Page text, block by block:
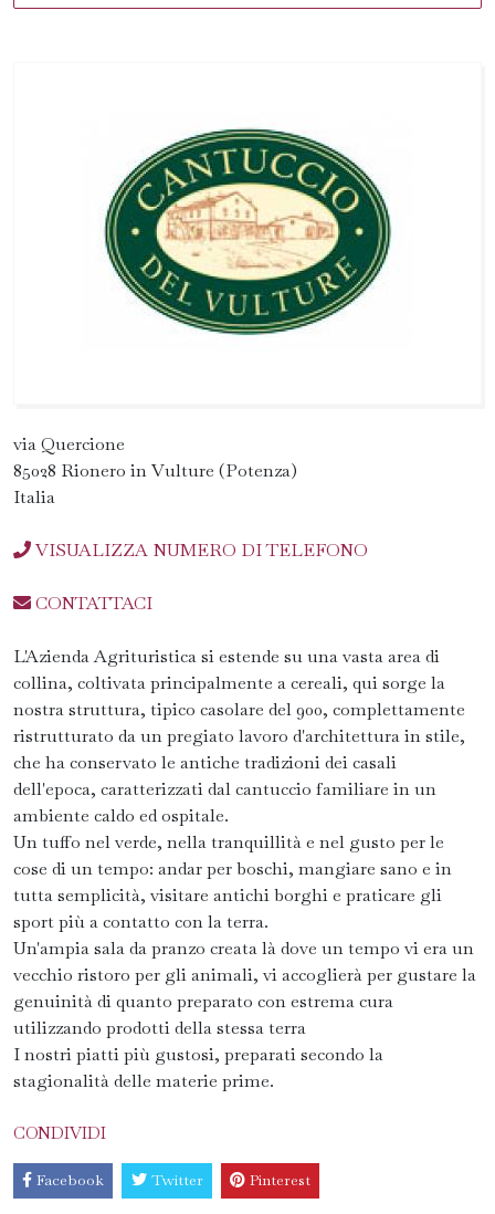
via Quercione
85028 Rionero in Vulture (Potenza)
Italia
VISUALIZZA NUMERO DI TELEFONO
CONTATTACI
L'Azienda Agrituristica si estende su una vasta area di
collina, coltivata principalmente a cereali, qui sorge la
nostra struttura, tipico casolare del 900, complettamente
ristrutturato da un pregiato lavoro d'architettura in stile,
che ha conservato le antiche tradizioni dei casali
dell'epoca, caratterizzati dal cantuccio familiare in un
ambiente caldo ed ospitale.
Un tuffo nel verde, nella tranquillità e nel gusto per le
cose di un tempo: andar per boschi, mangiare sano e in
tutta semplicità, visitare antichi borghi e praticare gli
sport più a contatto con la terra.
Un'ampia sala da pranzo creata là dove un tempo vi era un
vecchio ristoro per gli animali, vi accoglierà per gustare la
genuinità di quanto preparato con estrema cura
utilizzando prodotti della stessa terra
I nostri piatti più gustosi, preparati secondo la
stagionalità delle materie prime.
CONDIVIDI
Facebook Twitter Pinterest